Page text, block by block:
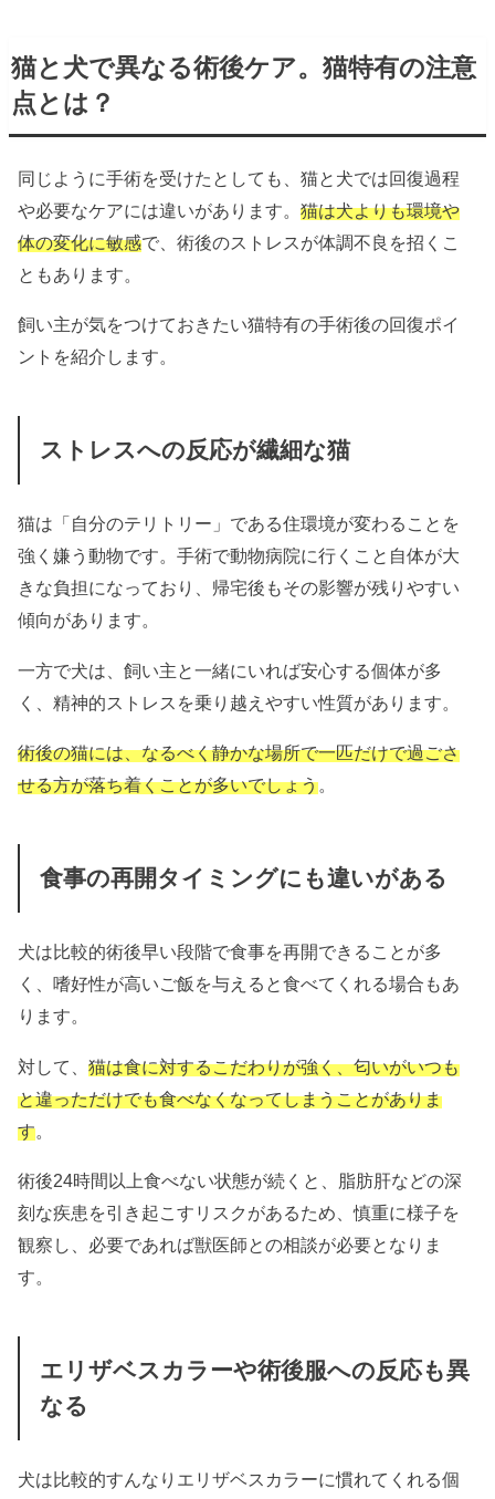
猫と犬で異なる術後ケア。猫特有の注意
点とは？
同じように手術を受けたとしても、猫と犬では回復過程
や必要なケアには違いがあります。猫は犬よりも環境や
体の変化に敏感で、術後のストレスが体調不良を招くこ
ともあります。
飼い主が気をつけておきたい猫特有の手術後の回復ポイ
ントを紹介します。
ストレスへの反応が繊細な猫
猫は「自分のテリトリー」である住環境が変わることを
強く嫌う動物です。手術で動物病院に行くこと自体が大
きな負担になっており、帰宅後もその影響が残りやすい
傾向があります。
一方で犬は、飼い主と一緒にいれば安心する個体が多
く、精神的ストレスを乗り越えやすい性質があります。
術後の猫には、なるべく静かな場所で一匹だけで過ごさ
せる方が落ち着くことが多いでしょう。
食事の再開タイミングにも違いがある
犬は比較的術後早い段階で食事を再開できることが多
く、嗜好性が高いご飯を与えると食べてくれる場合もあ
ります。
対して、猫は食に対するこだわりが強く、匂いがいつも
と違っただけでも食べなくなってしまうことがありま
す。
術後24時間以上食べない状態が続くと、脂肪肝などの深
刻な疾患を引き起こすリスクがあるため、慎重に様子を
観察し、必要であれば獣医師との相談が必要となりま
す。
エリザベスカラーや術後服への反応も異
なる
犬は比較的すんなりエリザベスカラーに慣れてくれる個